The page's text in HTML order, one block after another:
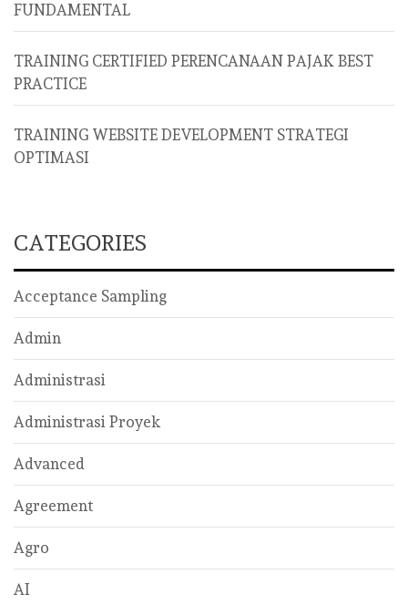
FUNDAMENTAL
TRAINING CERTIFIED PERENCANAAN PAJAK BEST
PRACTICE
TRAINING WEBSITE DEVELOPMENT STRATEGI
OPTIMASI
CATEGORIES
Acceptance Sampling
Admin
Administrasi
Administrasi Proyek
Advanced
Agreement
Agro
AI